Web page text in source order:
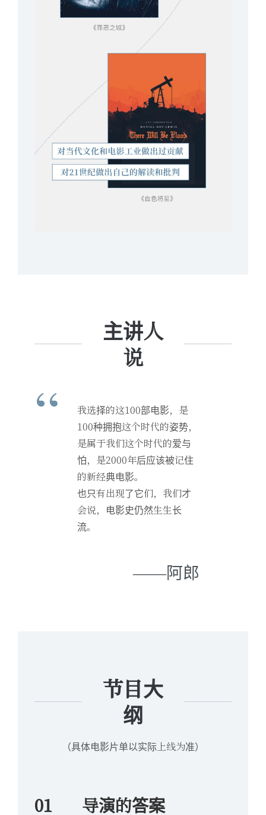
主讲人
说
我选择的这100部电影，是
100种拥抱这个时代的姿势，
是属于我们这个时代的爱与
怕，是2000年后应该被记住
的新经典电影。
也只有出现了它们，我们才
会说，电影史仍然生生长
流。
——阿郎
节目大
纲
（具体电影片单以实际上线为准）
01 导演的答案